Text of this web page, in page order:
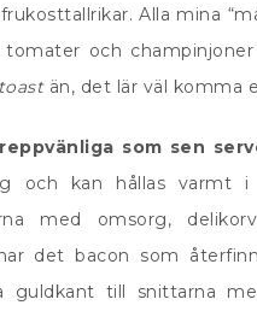
Alla mina
tomater och
än, det lär väl komma
som sen
och kan hållas varmt i
med omsorg,
det bacon som
guldkant till snittarna